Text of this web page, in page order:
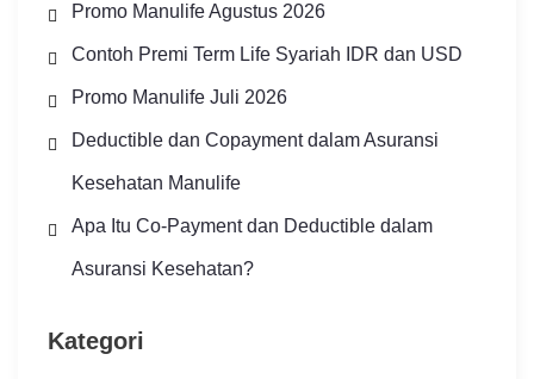
Promo Manulife Agustus 2026
Contoh Premi Term Life Syariah IDR dan USD
Promo Manulife Juli 2026
Deductible dan Copayment dalam Asuransi
Kesehatan Manulife
Apa Itu Co-Payment dan Deductible dalam
Asuransi Kesehatan?
Kategori